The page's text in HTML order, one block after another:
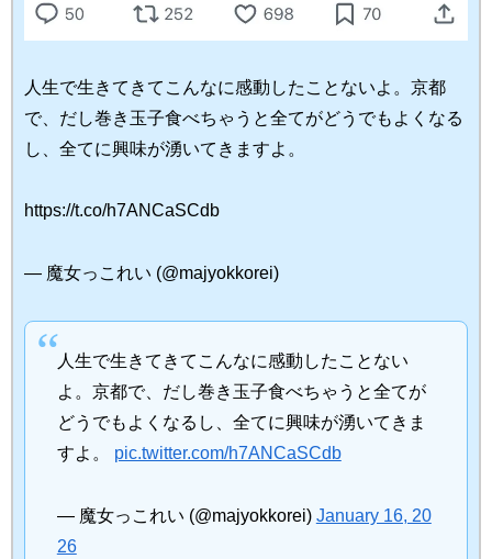
人生で生きてきてこんなに感動したことないよ。京都
で、だし巻き玉子食べちゃうと全てがどうでもよくなる
し、全てに興味が湧いてきますよ。
https://t.co/h7ANCaSCdb
— 魔女っこれい (@majyokkorei)
人生で生きてきてこんなに感動したことない
よ。京都で、だし巻き玉子食べちゃうと全てが
どうでもよくなるし、全てに興味が湧いてきま
すよ。 pic.twitter.com/h7ANCaSCdb
— 魔女っこれい (@majyokkorei) January 16, 20
26